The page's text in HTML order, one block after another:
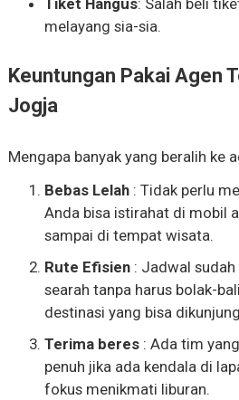
Tiket Hangus: Salah beli
melayang sia-sia.
Keuntungan Pakai Agen
Jogja
Mengapa banyak yang beralih ke
Bebas Lelah: Tidak perlu
Anda bisa istirahat di mobil
sampai di tempat wisata.
Rute Efisien: Jadwal sudah
searah tanpa harus bolak-
destinasi yang bisa
Terima beres: Ada tim
penuh jika ada kendala di
fokus menikmati liburan.